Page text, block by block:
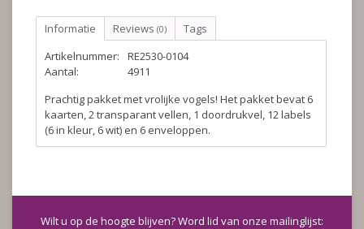
Informatie Reviews (0)
Tags
Artikelnummer:
RE2530-0104
Aantal:
4911
Prachtig pakket met vrolijke vogels! Het pakket bevat 6
kaarten, 2 transparant vellen, 1 doordrukvel, 12 labels
(6 in kleur, 6 wit) en 6 enveloppen.
Wilt u op de hoogte blijven? Word lid van onze mailinglijst: